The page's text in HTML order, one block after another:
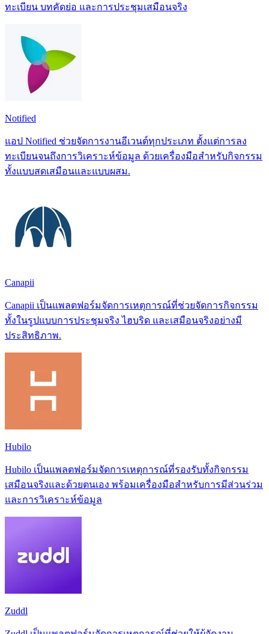
ทะเบียน บทคัดย่อ และการประชุมเสมือนจริง
Notified
แอป Notified ช่วยจัดการงานอีเวนต์ทุกประเภท ตั้งแต่การลง
ทะเบียนจนถึงการวิเคราะห์ข้อมูล ด้วยเครื่องมือสำหรับกิจกรรม
ทั้งแบบสดเสมือนและแบบผสม.
Canapii
Canapii เป็นแพลตฟอร์มจัดการเหตุการณ์ที่ช่วยจัดการกิจกรรม
ทั้งในรูปแบบการประชุมจริง ไฮบริด และเสมือนจริงอย่างมี
ประสิทธิภาพ.
Hubilo
Hubilo เป็นแพลตฟอร์มจัดการเหตุการณ์ที่รองรับทั้งกิจกรรม
เสมือนจริงและด้วยตนเอง พร้อมเครื่องมือสำหรับการมีส่วนร่วม
และการวิเคราะห์ข้อมูล
Zuddl